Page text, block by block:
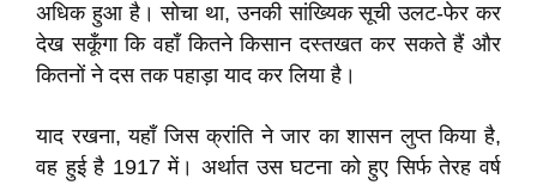
अधिक हुआ है। सोचा था, उनकी सांख्यिक सूची उलट-फेर कर
देख सकूँगा कि वहाँ कितने किसान दस्तखत कर सकते हैं और
कितनों ने दस तक पहाड़ा याद कर लिया है।
याद रखना, यहाँ जिस क्रांति ने जार का शासन लुप्त किया है,
वह हुई है 1917 में। अर्थात उस घटना को हुए सिर्फ तेरह वर्ष